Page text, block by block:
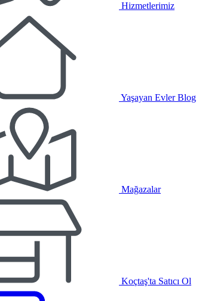
Hizmetlerimiz
Yaşayan Evler Blog
Mağazalar
Koçtaş'ta Satıcı Ol